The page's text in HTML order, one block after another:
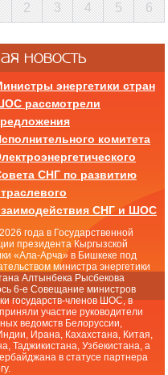
2 3 4 5 6
новость
энергетики стран
рассмотрели
комитета
СНГ по развитию
СНГ и ШОС
года в Государственной
президента Кыргызской
«Ала-Арча» в Бишкеке под
министра энергетики
Алтынбека Рысбекова
6-е Совещание министров
государств-членов ШОС, в
участие руководители
ведомств Белоруссии,
Ирана, Кахахстана, Китая,
Таджикистана, Узбекистана, а
в статусе партнера